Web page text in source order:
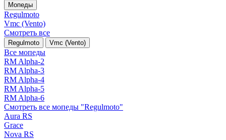
Мопеды
Regulmoto
Vmc (Vento)
Смотреть все
Regulmoto Vmc (Vento)
Все мопеды
RM Alpha-2
RM Alpha-3
RM Alpha-4
RM Alpha-5
RM Alpha-6
Смотреть все мопеды "Regulmoto"
Aura RS
Grace
Nova RS